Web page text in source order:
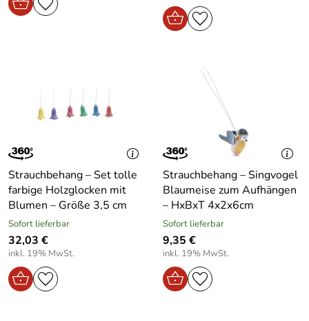
Strauchbehang – Set tolle
farbige Holzglocken mit
Blumen – Größe 3,5 cm
Sofort lieferbar
32,03 €
inkl. 19% MwSt.
Strauchbehang – Singvogel
Blaumeise zum Aufhängen
– HxBxT 4x2x6cm
Sofort lieferbar
9,35 €
inkl. 19% MwSt.